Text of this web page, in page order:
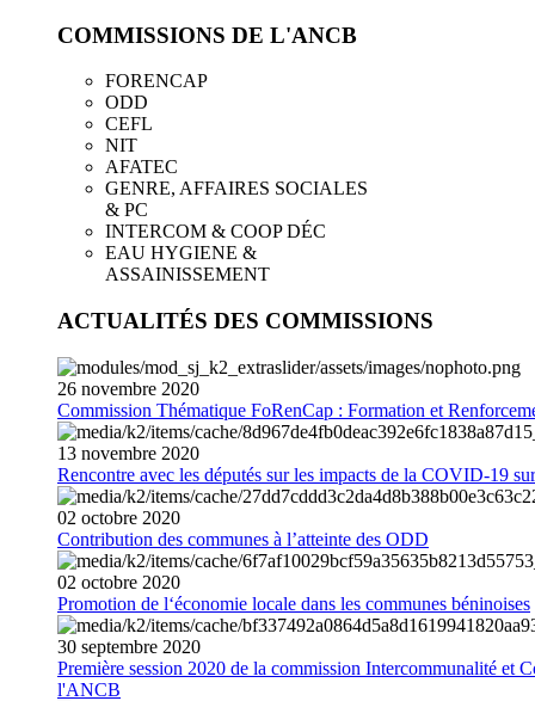
COMMISSIONS DE L'ANCB
FORENCAP
ODD
CEFL
NIT
AFATEC
GENRE, AFFAIRES SOCIALES
& PC
INTERCOM & COOP DÉC
EAU HYGIENE &
ASSAINISSEMENT
ACTUALITÉS DES COMMISSIONS
26 novembre 2020
Commission Thématique FoRenCap : Formation et
13 novembre 2020
Rencontre avec les députés sur les impacts de la COVID-19
02 octobre 2020
Contribution des communes à l’atteinte des ODD
02 octobre 2020
Promotion de l‘économie locale dans les communes béninoises
30 septembre 2020
Première session 2020 de la commission Intercommunalité et
l'ANCB